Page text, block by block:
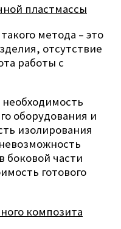
пластмассы
метода – это
отсутствие
работы с
оборудования и
изолирования
боковой части
готового
композита